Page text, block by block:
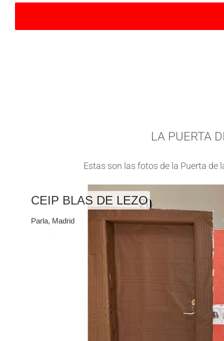
LA PUERTA
Estas son las fotos de la Puerta de
CEIP BLAS DE LEZO
Parla, Madrid